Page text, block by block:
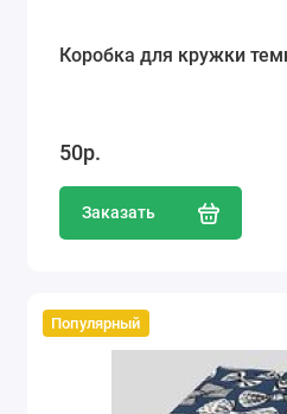
Коробка для кружки
50р.
Заказать
Популярный